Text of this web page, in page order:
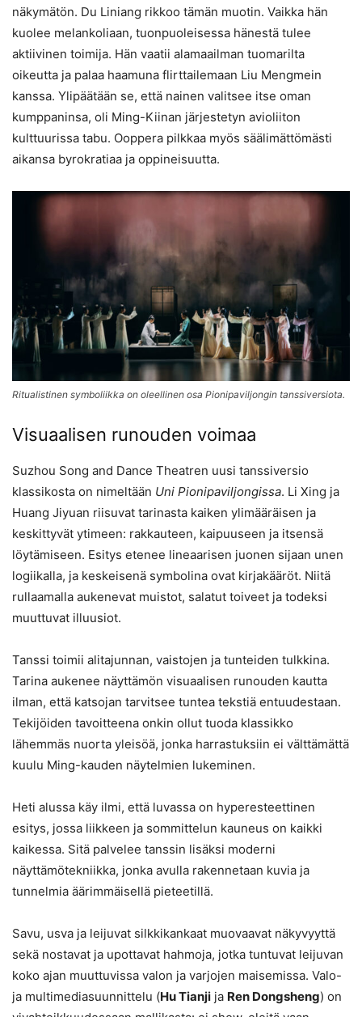
näkymätön. Du Liniang rikkoo tämän muotin. Vaikka hän
kuolee melankoliaan, tuonpuoleisessa hänestä tulee
aktiivinen toimija. Hän vaatii alamaailman tuomarilta
oikeutta ja palaa haamuna flirttailemaan Liu Mengmein
kanssa. Ylipäätään se, että nainen valitsee itse oman
kumppaninsa, oli Ming-Kiinan järjestetyn avioliiton
kulttuurissa tabu. Ooppera pilkkaa myös säälimättömästi
aikansa byrokratiaa ja oppineisuutta.
Ritualistinen symboliikka on oleellinen osa Pionipaviljongin tanssiversiota.
Visuaalisen runouden voimaa
Suzhou Song and Dance Theatren uusi tanssiversio
klassikosta on nimeltään Uni Pionipaviljongissa. Li Xing ja
Huang Jiyuan riisuvat tarinasta kaiken ylimääräisen ja
keskittyvät ytimeen: rakkauteen, kaipuuseen ja itsensä
löytämiseen. Esitys etenee lineaarisen juonen sijaan unen
logiikalla, ja keskeisenä symbolina ovat kirjakääröt. Niitä
rullaamalla aukenevat muistot, salatut toiveet ja todeksi
muuttuvat illuusiot.
Tanssi toimii alitajunnan, vaistojen ja tunteiden tulkkina.
Tarina aukenee näyttämön visuaalisen runouden kautta
ilman, että katsojan tarvitsee tuntea tekstiä entuudestaan.
Tekijöiden tavoitteena onkin ollut tuoda klassikko
lähemmäs nuorta yleisöä, jonka harrastuksiin ei välttämättä
kuulu Ming-kauden näytelmien lukeminen.
Heti alussa käy ilmi, että luvassa on hyperesteettinen
esitys, jossa liikkeen ja sommittelun kauneus on kaikki
kaikessa. Sitä palvelee tanssin lisäksi moderni
näyttämötekniikka, jonka avulla rakennetaan kuvia ja
tunnelmia äärimmäisellä pieteetillä.
Savu, usva ja leijuvat silkkikankaat muovaavat näkyvyyttä
sekä nostavat ja upottavat hahmoja, jotka tuntuvat leijuvan
koko ajan muuttuvissa valon ja varjojen maisemissa. Valo-
ja multimediasuunnittelu (Hu Tianji ja Ren Dongsheng) on